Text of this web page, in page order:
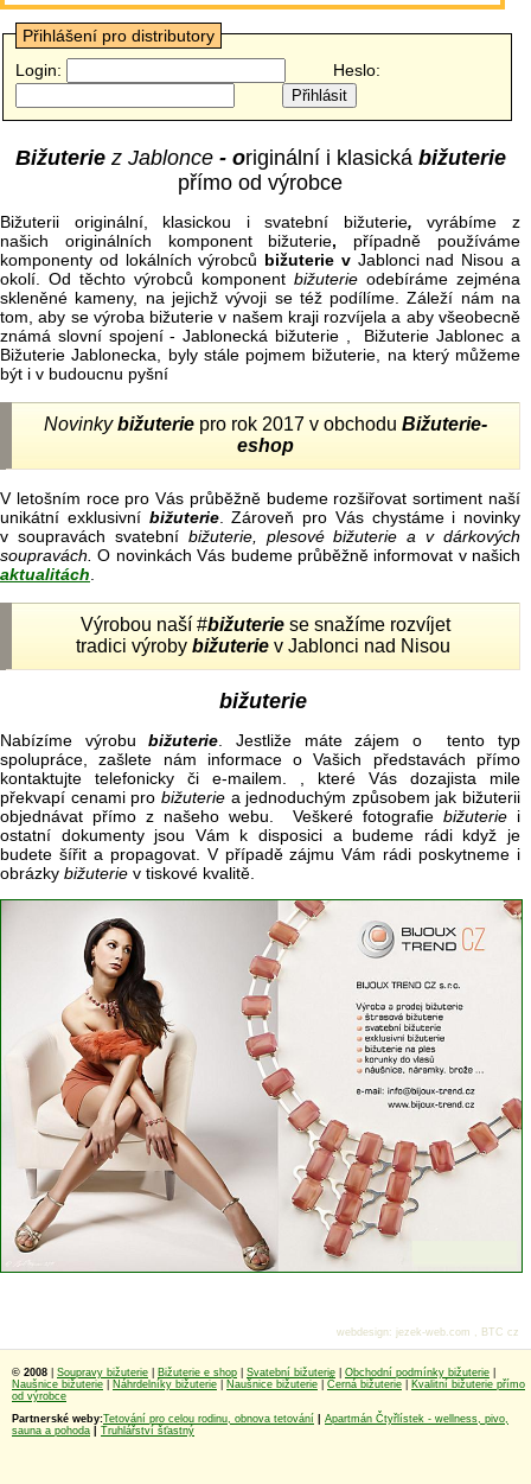
Přihlášení pro distributory
Login:
Heslo:
Bižuteriez Jablonce - originální i klasická bižuterie
přímo od výrobce
Bižuterii originální, klasickou i svatební bižuterie, vyrábíme z
našich originálních komponent bižuterie, případně používáme
komponenty od lokálních výrobců bižuterie vJablonci nad Nisou a
okolí. Od těchto výrobců komponentbižuterieodebíráme zejména
skleněné kameny, na jejichž vývoji se též podílíme. Záleží nám na
tom, aby se výroba bižuterie v našem kraji rozvíjela a aby všeobecně
známá slovní spojení - Jablonecká bižuterie , Bižuterie Jablonec a
Bižuterie Jablonecka, byly stále pojmem bižuterie, na který můžeme
být i v budoucnu pyšní
Novinkybižuterie pro rok 2017 v obchoduBižuterie-
eshop
V letošním roce pro Vás průběžně budeme rozšiřovat sortiment naší
unikátní exklusivní bižuterie. Zároveň pro Vás chystáme i novinky
v soupravách svatební bižuterie, plesové bižuterie a v dárkových
soupravách. O novinkách Vás budeme průběžně informovat v našich
aktualitách
Výrobou naší #bižuterie se snažíme rozvíjet
tradici výrobybižuterie v Jablonci nad Nisou
bižuterie
Nabízíme výrobubižuterie . Jestliže máte zájem o tento typ
spolupráce, zašlete nám informace o Vašich představách přímo
kontaktujte telefonicky či e-mailem. , které Vás dozajista mile
překvapí cenami pro bižuteriea jednoduchým způsobem jak bižuterii
objednávat přímo z našeho webu. Veškeré fotografie bižuterie i
ostatní dokumenty jsou Vám k disposici a budeme rádi když je
budete šířit a propagovat. V případě zájmu Vám rádi poskytneme i
obrázky bižuterie v tiskové kvalitě.
© 2008 Soupravy bižuterie Bižuterie e shop Svatební bižuterie Obchodní podmínky bižuterie
Naušnice bižuterie
Náhrdelníky bižuterie Naušnice bižuterie Černá bižuterie
Kvalitní bižuterie přímo
od výrobce
Partnerské weby:Tetování pro celou rodinu, obnova tetování
Apartmán Čtyřlístek - wellness, pivo,
sauna a pohoda
Truhlářství šťastný
webdesign: jezek-web.com , BTC cz